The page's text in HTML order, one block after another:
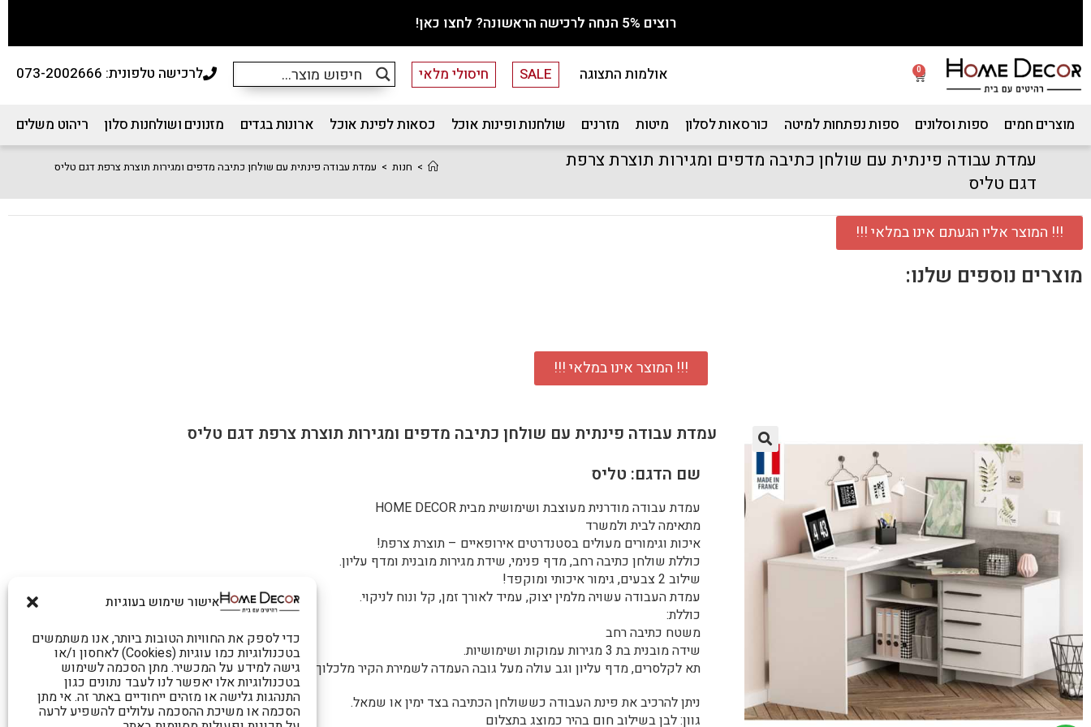
אישור שימוש בעוגיות
כדי לספק את החוויות הטובות ביותר, אנו משתמשים
בטכנולוגיות כמו עוגיות (Cookies) לאחסון ו/או
גישה למידע על המכשיר. מתן הסכמה לשימוש
בטכנולוגיות אלו יאפשר לנו לעבד נתונים כגון
התנהגות גלישה או מזהים ייחודיים באתר זה. אי מתן
הסכמה או משיכת ההסכמה עלולים להשפיע לרעה
רוצים 5% הנחה לרכישה הראשונה? לחצו כאן!
0 אולמות התצוגה SALE חיסולי מלאי לרכישה טלפונית: 073-2002666
מוצרים חמים ספות וסלונים ספות נפתחות למיטה כורסאות לסלון מיטות מזרנים שולחנות ופינות אוכל כסאות לפינת אוכל ארונות בגדים מזנונים ושולחנות סלון ריהוט משלים
עמדת עבודה פינתית עם שולחן כתיבה מדפים ומגירות תוצרת צרפת
דגם טליס
> חנות > עמדת עבודה פינתית עם שולחן כתיבה מדפים ומגירות תוצרת צרפת דגם טליס
!!! המוצר אליו הגעתם אינו במלאי !!!
מוצרים נוספים שלנו:
!!! המוצר אינו במלאי !!!
עמדת עבודה פינתית עם שולחן כתיבה מדפים ומגירות תוצרת צרפת דגם טליס
שם הדגם: טליס
עמדת עבודה מודרנית מעוצבת ושימושית מבית HOME DECOR
מתאימה לבית ולמשרד
איכות וגימורים מעולים בסטנדרטים אירופאיים – תוצרת צרפת!
כוללת שולחן כתיבה רחב, מדף פנימי, שידת מגירות מובנית ומדף עליון.
שילוב 2 צבעים, גימור איכותי ומוקפד!
עמדת העבודה עשויה מלמין יצוק, עמיד לאורך זמן, קל ונוח לניקוי.
כוללת:
משטח כתיבה רחב
שידה מובנית בת 3 מגירות עמוקות ושימושיות.
תא לקלסרים, מדף עליון וגב עולה מעל גובה העמדה לשמירת הקיר מלכלוך וליציבות הרהיט.
ניתן להרכיב את פינת העבודה כששולחן הכתיבה בצד ימין או שמאל.
גוון: לבן בשילוב חום בהיר כמוצג בתצלום